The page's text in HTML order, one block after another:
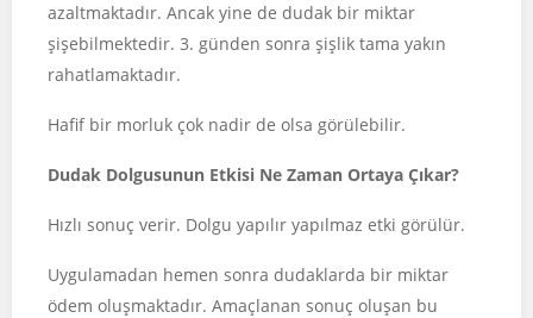
azaltmaktadır. Ancak yine de dudak bir miktar
şişebilmektedir. 3. günden sonra şişlik tama yakın
rahatlamaktadır.
Hafif bir morluk çok nadir de olsa görülebilir.
Dudak Dolgusunun Etkisi Ne Zaman Ortaya Çıkar?
Hızlı sonuç verir. Dolgu yapılır yapılmaz etki görülür.
Uygulamadan hemen sonra dudaklarda bir miktar
ödem oluşmaktadır. Amaçlanan sonuç oluşan bu